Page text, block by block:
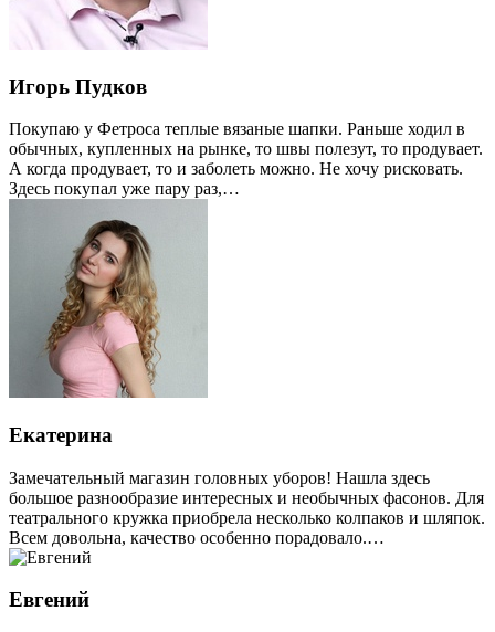
Игорь Пудков
Покупаю у Фетроса теплые вязаные шапки. Раньше ходил в
обычных, купленных на рынке, то швы полезут, то продувает.
А когда продувает, то и заболеть можно. Не хочу рисковать.
Здесь покупал уже пару раз,…
Екатерина
Замечательный магазин головных уборов! Нашла здесь
большое разнообразие интересных и необычных фасонов. Для
театрального кружка приобрела несколько колпаков и шляпок.
Всем довольна, качество особенно порадовало.…
Евгений